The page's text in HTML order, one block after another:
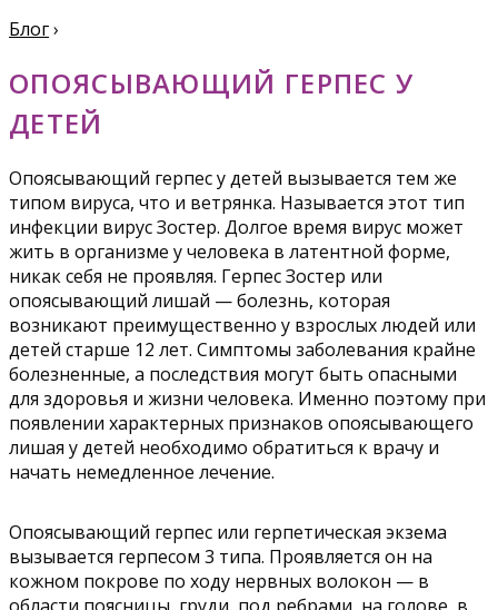
Блог›
ОПОЯСЫВАЮЩИЙ ГЕРПЕС У
ДЕТЕЙ
Опоясывающий герпес у детей вызывается тем же
типом вируса, что и ветрянка. Называется этот тип
инфекции вирус Зостер. Долгое время вирус может
жить в организме у человека в латентной форме,
никак себя не проявляя. Герпес Зостер или
опоясывающий лишай — болезнь, которая
возникают преимущественно у взрослых людей или
детей старше 12 лет. Симптомы заболевания крайне
болезненные, а последствия могут быть опасными
для здоровья и жизни человека. Именно поэтому при
появлении характерных признаков опоясывающего
лишая у детей необходимо обратиться к врачу и
начать немедленное лечение.
Опоясывающий герпес или герпетическая экзема
вызывается герпесом 3 типа. Проявляется он на
кожном покрове по ходу нервных волокон — в